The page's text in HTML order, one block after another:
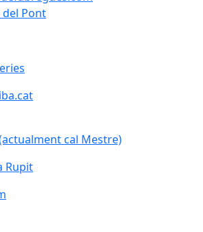
Pont
Pont
cal Mestre)
cal Mestre)
Rupit
Rupit